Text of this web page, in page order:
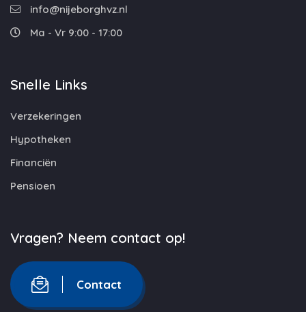
info@nijeborghvz.nl
Ma - Vr 9:00 - 17:00
Snelle Links
Verzekeringen
Hypotheken
Financiën
Pensioen
Vragen? Neem contact op!
Contact